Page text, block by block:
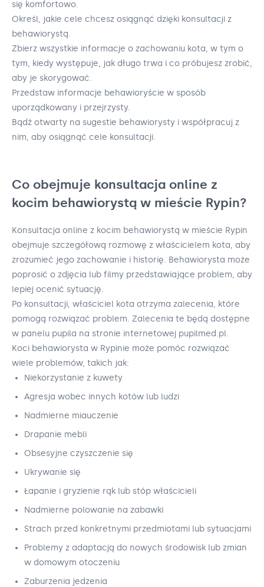
się komfortowo.
Określ, jakie cele chcesz osiągnąć dzięki konsultacji z
behawiorystą.
Zbierz wszystkie informacje o zachowaniu kota, w tym o
tym, kiedy występuje, jak długo trwa i co próbujesz zrobić,
aby je skorygować.
Przedstaw informacje behawioryście w sposób
uporządkowany i przejrzysty.
Bądź otwarty na sugestie behawiorysty i współpracuj z
nim, aby osiągnąć cele konsultacji.
Co obejmuje konsultacja online z
kocim behawiorystą w mieście Rypin?
Konsultacja online z kocim behawiorystą w mieście Rypin
obejmuje szczegółową rozmowę z właścicielem kota, aby
zrozumieć jego zachowanie i historię. Behawiorysta może
poprosić o zdjęcia lub filmy przedstawiające problem, aby
lepiej ocenić sytuację.
Po konsultacji, właściciel kota otrzyma zalecenia, które
pomogą rozwiązać problem. Zalecenia te będą dostępne
w panelu pupila na stronie internetowej pupilmed.pl.
Koci behawiorysta w Rypinie może pomóc rozwiązać
wiele problemów, takich jak:
Niekorzystanie z kuwety
Agresja wobec innych kotów lub ludzi
Nadmierne miauczenie
Drapanie mebli
Obsesyjne czyszczenie się
Ukrywanie się
Łapanie i gryzienie rąk lub stóp właścicieli
Nadmierne polowanie na zabawki
Strach przed konkretnymi przedmiotami lub sytuacjami
Problemy z adaptacją do nowych środowisk lub zmian
w domowym otoczeniu
Zaburzenia jedzenia